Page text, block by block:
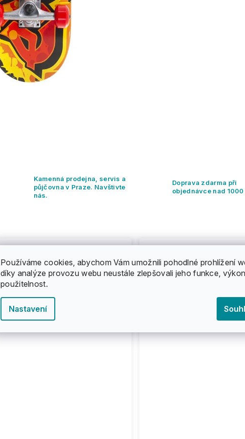
Používáme cookies, abychom Vám umožnili pohodlné prohlížení
díky analýze provozu webu neustále zlepšovali jeho funkce,
použitelnost.
Nastavení
Kamenná prodejna, servis a
půjčovna v Praze. Navštivte
nás.
Doprava zdarma při
objednávce nad 1000